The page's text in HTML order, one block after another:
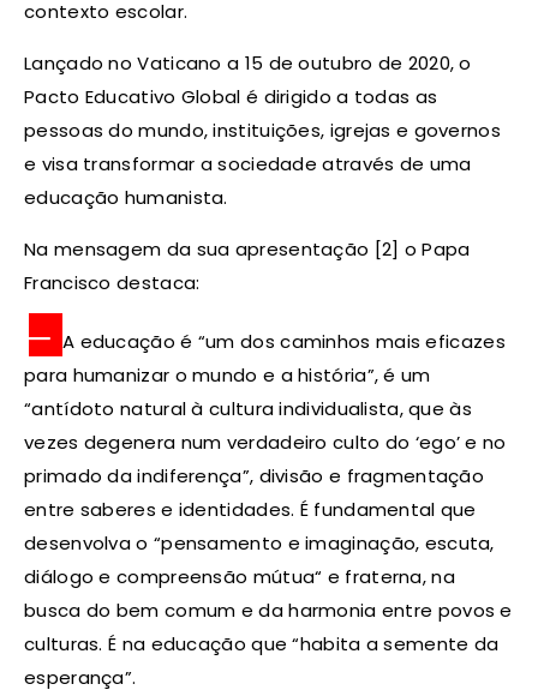
contexto escolar.
Lançado no Vaticano a 15 de outubro de 2020, o
Pacto Educativo Global é dirigido a todas as
pessoas do mundo, instituições, igrejas e governos
e visa transformar a sociedade através de uma
educação humanista.
Na mensagem da sua apresentação [2] o Papa
Francisco destaca:
– A educação é “um dos caminhos mais eficazes
para humanizar o mundo e a história”, é um
“antídoto natural à cultura individualista, que às
vezes degenera num verdadeiro culto do ‘ego’ e no
primado da indiferença”, divisão e fragmentação
entre saberes e identidades. É fundamental que
desenvolva o “pensamento e imaginação, escuta,
diálogo e compreensão mútua“ e fraterna, na
busca do bem comum e da harmonia entre povos e
culturas. É na educação que “habita a semente da
esperança”.